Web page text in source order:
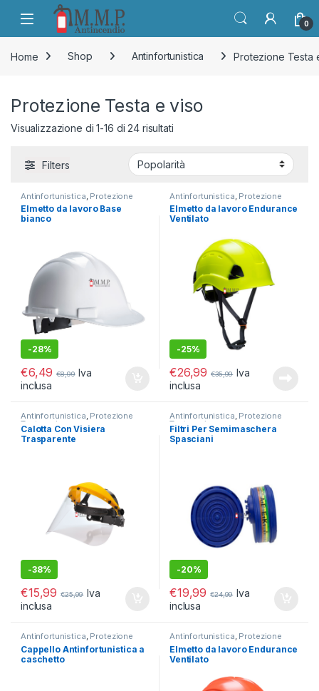
Skip to navigation
Skip to content
Open 0
Home Shop Antinfortunistica Protezione Testa
Protezione Testa e viso
Visualizzazione di 1-16 di 24 risultatiPopolarità
Filters
Antinfortunistica Protezione
Testa e viso
Elmetto da lavoro Base
bianco
-28%
€6,49 €8,99 Iva
inclusa
Antinfortunistica Protezione
Testa e viso
Elmetto da lavoro Endurance
Ventilato
-25%
€26,99 €35,99 Iva
inclusa
Antinfortunistica, Protezione
Testa e viso
Calotta Con Visiera
Trasparente
-38%
€15,99 €25,99 Iva
inclusa
Antinfortunistica, Protezione
Testa e viso
Filtri Per Semimaschera
Spasciani
-20%
€19,99 €24,99 Iva
inclusa
Antinfortunistica, Protezione
Testa e viso
Cappello Antinfortunistica a
caschetto
Antinfortunistica, Protezione
Testa e viso
Elmetto da lavoro Endurance
Ventilato